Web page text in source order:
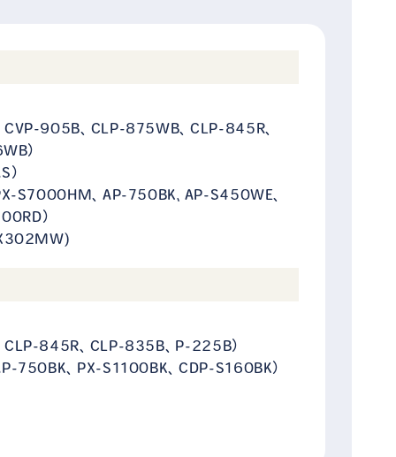
CVP-905B、CLP-875WB、CLP-845R、
）
）
S7000HM、AP-750BK､AP-S450WE、
）
CLP-845R、CLP-835B、P-225B）
750BK、PX-S1100BK、CDP-S160BK）